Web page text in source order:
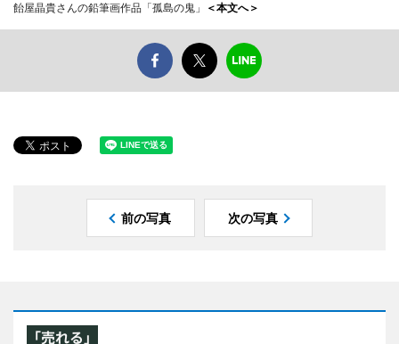
飴屋晶貴さんの鉛筆画作品「孤島の鬼」 ＜本文へ＞
前の写真 次の写真